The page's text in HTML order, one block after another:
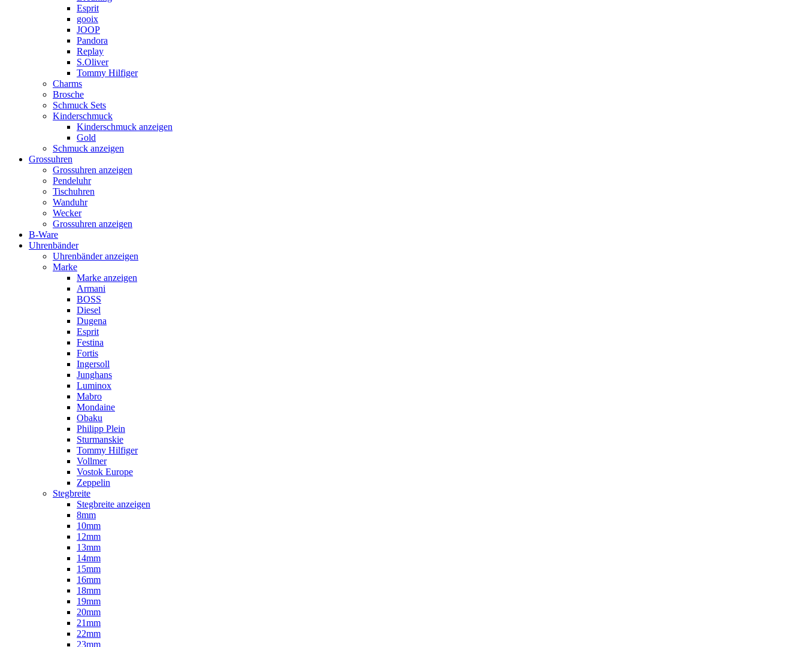
Esprit
gooix
JOOP
Pandora
Replay
S.Oliver
Tommy Hilfiger
Charms
Brosche
Schmuck Sets
Kinderschmuck
Kinderschmuck anzeigen
Gold
Schmuck anzeigen
Grossuhren
Grossuhren anzeigen
Pendeluhr
Tischuhren
Wanduhr
Wecker
Grossuhren anzeigen
B-Ware
Uhrenbänder
Uhrenbänder anzeigen
Marke
Marke anzeigen
Armani
BOSS
Diesel
Dugena
Esprit
Festina
Fortis
Ingersoll
Junghans
Luminox
Mabro
Mondaine
Obaku
Philipp Plein
Sturmanskie
Tommy Hilfiger
Vollmer
Vostok Europe
Zeppelin
Stegbreite
Stegbreite anzeigen
8mm
10mm
12mm
13mm
14mm
15mm
16mm
18mm
19mm
20mm
21mm
22mm
23mm